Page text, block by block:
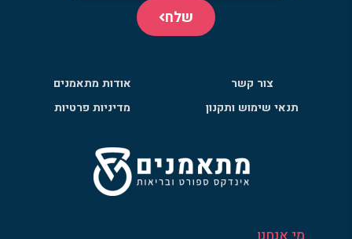
שלח
צור קשר
אודות מתאמנים
תנאי שימוש ותקנון
מדיניות פרטיות